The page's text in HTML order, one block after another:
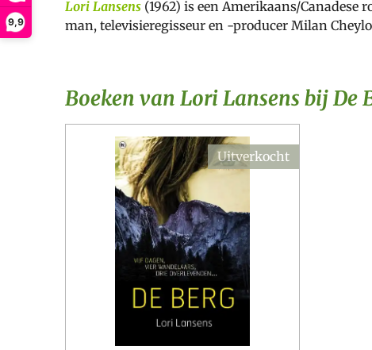
9,9
Lori Lansens (1962) is een Amerikaans/Canadese
man, televisieregisseur en -producer Milan
Boeken van Lori Lansens bij De
Uitverkocht